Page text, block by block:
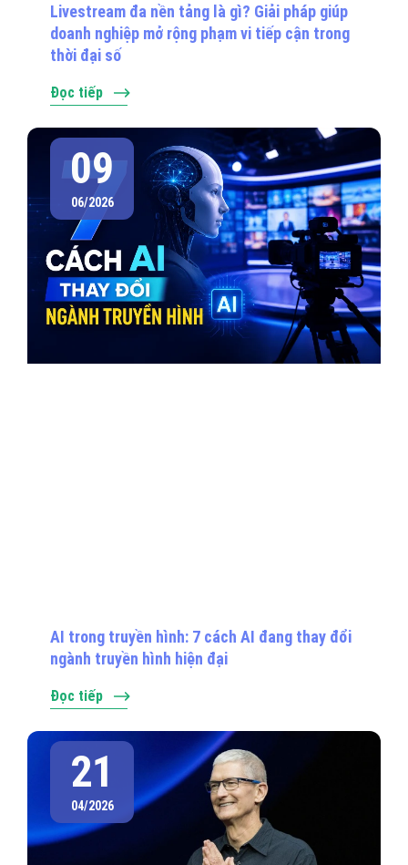
Livestream đa nền tảng là gì? Giải pháp giúp
doanh nghiệp mở rộng phạm vi tiếp cận trong
thời đại số
Đọc tiếp
AI trong truyền hình: 7 cách AI đang thay đổi
ngành truyền hình hiện đại
09
06/2026
Đọc tiếp
21
04/2026